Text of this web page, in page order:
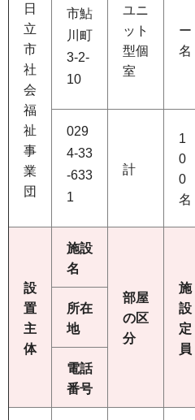
日
立
市
社
会
福
祉
事
業
団
市鮎
川町
3-2-
10
ユニ
ット
型個
室
ー
名
029
4-33
-633
1
計
1
0
0
名
設
置
主
体
施設
名
部屋
の区
分
施
設
定
員
所在
地
電話
番号